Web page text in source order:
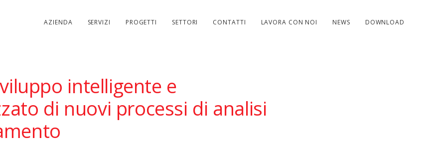
AZIENDA SERVIZI PROGETTI SETTORI CONTATTI LAVORA CON NOI NEWS DOWNLOAD
intelligente e
di nuovi processi di analisi